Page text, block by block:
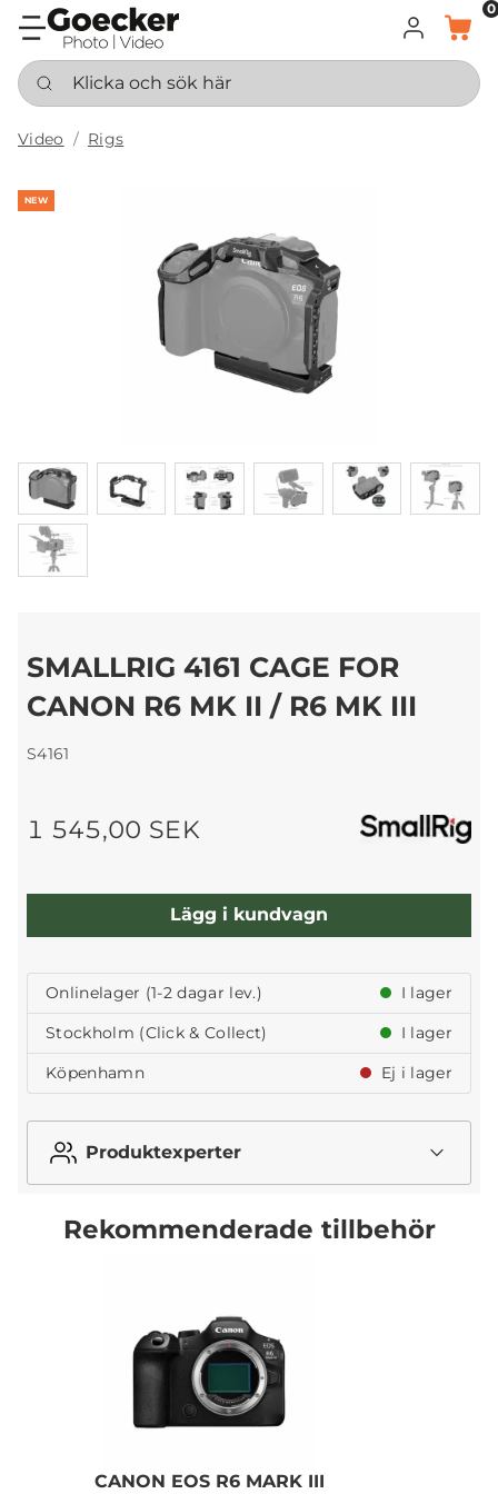
LOGGA IN
KORG
0
Klicka och sök här
Video Rigs
NEW
SMALLRIG 4161 CAGE FOR
CANON R6 MK II / R6 MK III
S4161
1 545,00 SEK
Lägg i kundvagn
Onlinelager (1-2 dagar lev.)
I lager
Stockholm (Click & Collect)
I lager
Köpenhamn
Ej i lager
Produktexperter
Rekommenderade tillbehör
CANON EOS R6 MARK III